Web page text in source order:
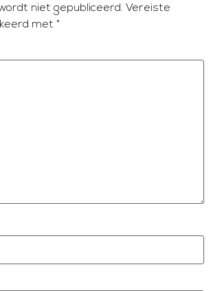
niet gepubliceerd. Vereiste
met *